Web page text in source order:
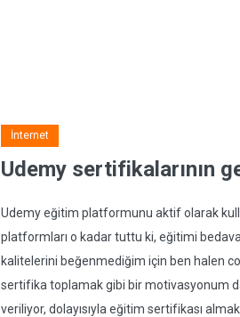
İnternet
Udemy sertifikalarının
Udemy eğitim platformunu aktif olarak
platformları o kadar tuttu ki, eğitimi
kalitelerini beğenmediğim için ben halen
sertifika toplamak gibi bir motivasyonum
veriliyor, dolayısıyla eğitim sertifikası